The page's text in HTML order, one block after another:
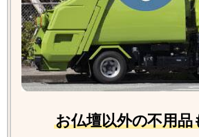
お仏壇以外の不用品